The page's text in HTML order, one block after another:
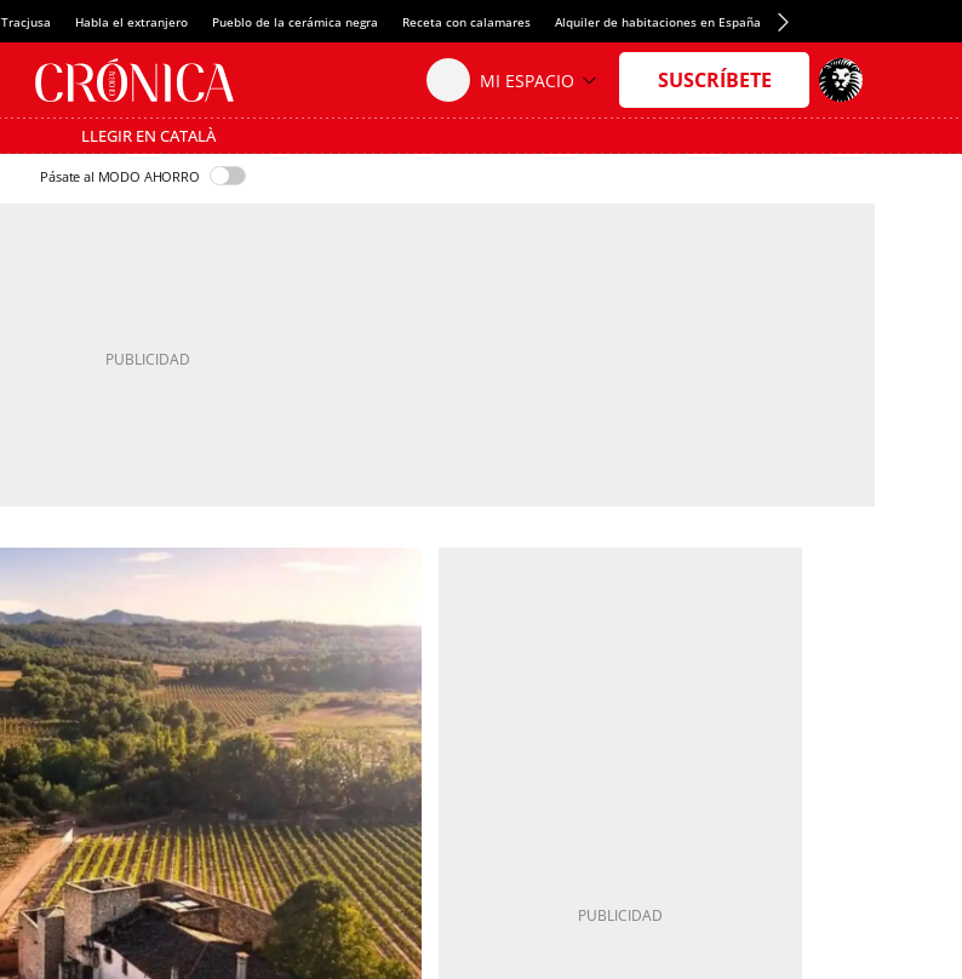
Tracjusa Habla el extranjero Pueblo de la cerámica negra Receta con calamares Alquiler de habitaciones en España Crédito del Spotify Camp Nou
LLEGIR EN CATALÀ
Pásate al MODO AHORRO